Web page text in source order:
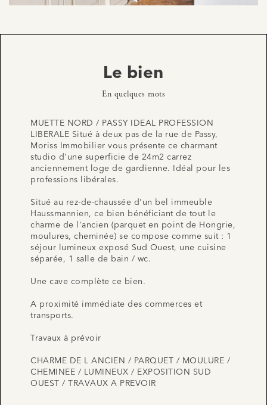
Le bien
En quelques mots
MUETTE NORD / PASSY IDEAL PROFESSION
LIBERALE Situé à deux pas de la rue de Passy,
Moriss Immobilier vous présente ce charmant
studio d'une superficie de 24m2 carrez
anciennement loge de gardienne. Idéal pour les
professions libérales.
Situé au rez-de-chaussée d'un bel immeuble
Haussmannien, ce bien bénéficiant de tout le
charme de l'ancien (parquet en point de Hongrie,
moulures, cheminée) se compose comme suit : 1
séjour lumineux exposé Sud Ouest, une cuisine
séparée, 1 salle de bain / wc.
Une cave complète ce bien.
A proximité immédiate des commerces et
transports.
Travaux à prévoir
CHARME DE L ANCIEN / PARQUET / MOULURE /
CHEMINEE / LUMINEUX / EXPOSITION SUD
OUEST / TRAVAUX A PREVOIR